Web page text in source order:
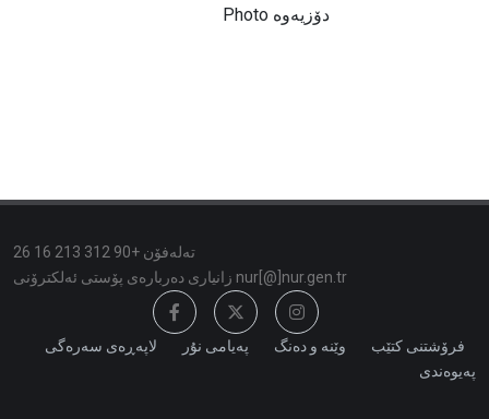
Photo دۆزیەوە
تەلەفۆن +90 312 213 16 26
زانیاری دەربارەی پۆستی ئەلكترۆنی nur[@]nur.gen.tr
لاپەڕەی سەرەگی پەیامی نۇر وێنە و دەنگ
فرۆشتنی کتێب
پەیوەندی